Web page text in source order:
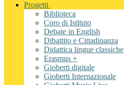
Progetti
Biblioteca
Coro di Istituto
Debate in English
Dibattito e Cittadinanza
Didattica lingue classiche
Erasmus +
Gioberti digitale
Gioberti Internazionale